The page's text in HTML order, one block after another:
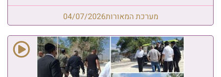
מערכת המאורות04/07/2026